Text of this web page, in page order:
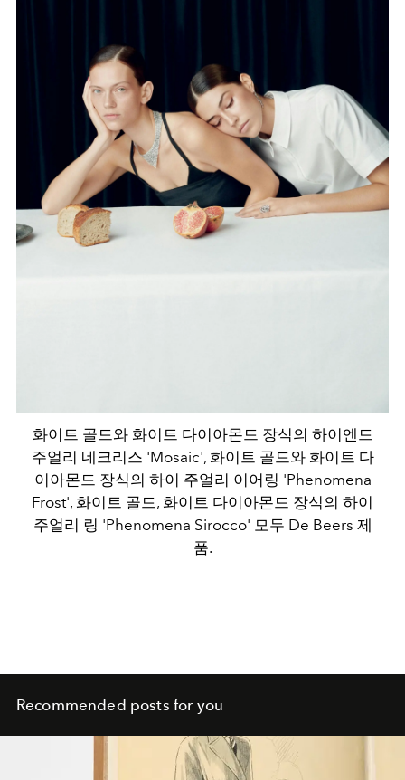
화이트 골드와 화이트 다이아몬드 장식의 하이엔드
주얼리 네크리스 'Mosaic', 화이트 골드와 화이트 다
이아몬드 장식의 하이 주얼리 이어링 'Phenomena
Frost', 화이트 골드, 화이트 다이아몬드 장식의 하이
주얼리 링 'Phenomena Sirocco' 모두 De Beers 제
품.
Recommended posts for you